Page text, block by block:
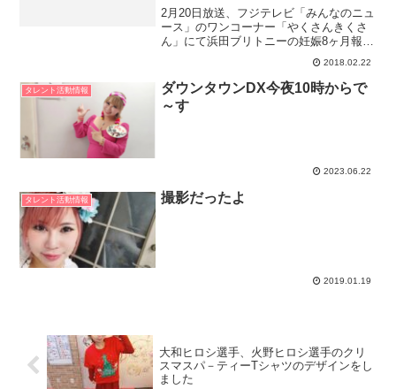
れました。
2月20日放送、フジテレビ「みんなのニュ
ース」のワンコーナー「やくさんきくさ
ん」にて浜田ブリトニーの妊娠8ヶ月報道
が取り上げられました。漫画家でタレン
トの浜田ブリトニーさんが、妊娠8か月を
発表。シングルマザーの道を選んだこと
も明かしました。...
2018.02.22
タレント活動情報
ダウンタウンDX今夜10時からで
～す
2023.06.22
タレント活動情報 撮影だったよ
2019.01.19
大和ヒロシ選手、火野ヒロシ選手のクリ
スマスパ－ティーTシャツのデザインをし
ました